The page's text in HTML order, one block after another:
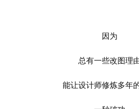
因为
总有一些改图理
能让设计师修炼多年